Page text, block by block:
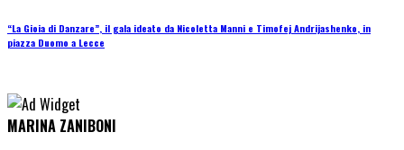
“La Gioia di Danzare”, il gala ideato da Nicoletta Manni e Timofej Andrijashenko, in
piazza Duomo a Lecce
MARINA ZANIBONI